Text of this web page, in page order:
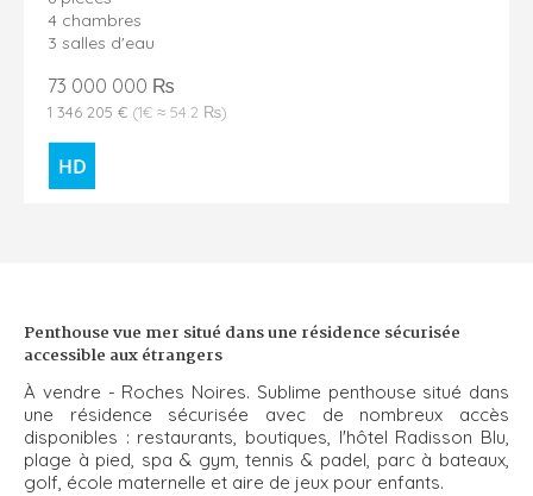
4 chambres
3 salles d'eau
73 000 000 ₨
1 346 205 € (1€ ≈ 54.2 ₨)
Penthouse vue mer situé dans une résidence sécurisée
accessible aux étrangers
À vendre - Roches Noires. Sublime penthouse situé dans
une résidence sécurisée avec de nombreux accès
disponibles : restaurants, boutiques, l'hôtel Radisson Blu,
plage à pied, spa & gym, tennis & padel, parc à bateaux,
golf, école maternelle et aire de jeux pour enfants.